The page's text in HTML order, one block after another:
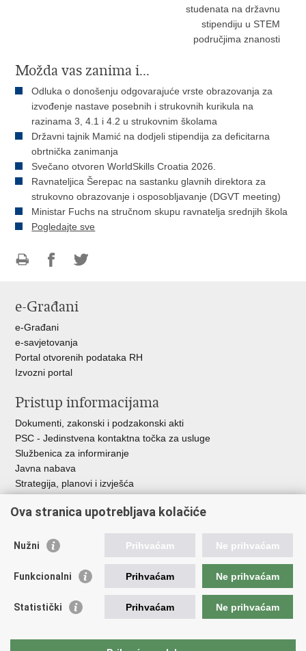
studenata na državnu
stipendiju u STEM
područjima znanosti
Možda vas zanima i...
Odluka o donošenju odgovarajuće vrste obrazovanja za
izvođenje nastave posebnih i strukovnih kurikula na
razinama 3, 4.1 i 4.2 u strukovnim školama
Državni tajnik Mamić na dodjeli stipendija za deficitarna
obrtnička zanimanja
Svečano otvoren WorldSkills Croatia 2026.
Ravnateljica Šerepac na sastanku glavnih direktora za
strukovno obrazovanje i osposobljavanje (DGVT meeting)
Ministar Fuchs na stručnom skupu ravnatelja srednjih škola
Pogledajte sve
FacebookuTwitteru
e-Građani
e-Građani
e-savjetovanja
Portal otvorenih podataka RH
Izvozni portal
Pristup informacijama
Dokumenti, zakonski i podzakonski akti
PSC - Jedinstvena kontaktna točka za usluge
Službenica za informiranje
Javna nabava
Strategija, planovi i izvješća
Korisne poveznice
Vlada RH
ASOO
CARNET
Ova stranica upotrebljava kolačiće
Nužni Prihvaćam Ne prihvaćam
Funkcionalni Prihvaćam Ne prihvaćam
Statistički Prihvaćam Ne prihvaćam